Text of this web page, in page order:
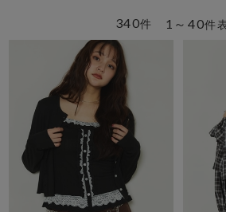
1～40件
340件